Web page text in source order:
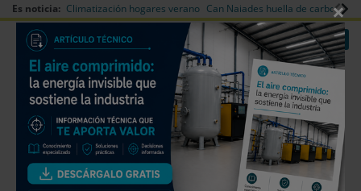
Es noticia: Climatización hogares verano Can Naiades huella de carbono
Redes Sociales Es noticia Login empresas Registro
La aerotermia gana terreno
×